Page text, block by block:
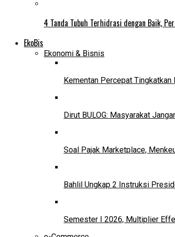
4 Tanda Tubuh Terhidrasi dengan Baik,
EkoBis
Ekonomi & Bisnis
Kementan Percepat
Dirut BULOG: Masyarakat
Soal Pajak Marketplace,
Bahlil Ungkap 2 Instruksi
Semester I 2026, Multiplier